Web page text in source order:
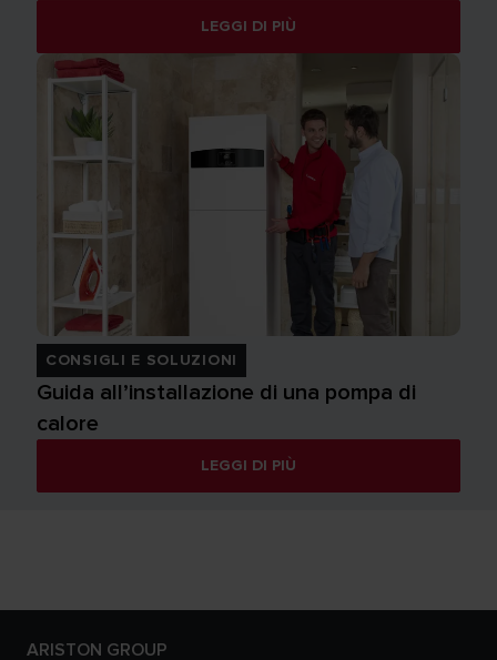
LEGGI DI PIÙ
CONSIGLI E SOLUZIONI
Guida all’installazione di una pompa di
calore
LEGGI DI PIÙ
ARISTON GROUP